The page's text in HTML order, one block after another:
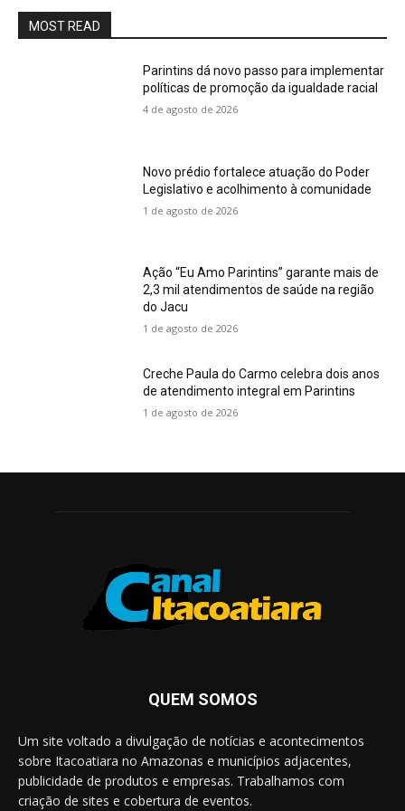
MOST READ
Parintins dá novo passo para implementar
políticas de promoção da igualdade racial
4 de agosto de 2026
Novo prédio fortalece atuação do Poder
Legislativo e acolhimento à comunidade
1 de agosto de 2026
Ação “Eu Amo Parintins” garante mais de
2,3 mil atendimentos de saúde na região
do Jacu
1 de agosto de 2026
Creche Paula do Carmo celebra dois anos
de atendimento integral em Parintins
1 de agosto de 2026
QUEM SOMOS
Um site voltado a divulgação de notícias e acontecimentos
sobre Itacoatiara no Amazonas e municípios adjacentes,
publicidade de produtos e empresas. Trabalhamos com
criação de sites e cobertura de eventos.